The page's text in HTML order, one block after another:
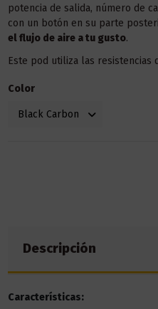
potencia de salida, número de
con un botón en su parte
el flujo de aire a tu gusto.
Este pod utiliza las resistencias
Color
Descripción
Características: